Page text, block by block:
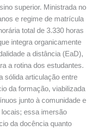
superior. Ministrada no
e regime de matrícula
total de 3.330 horas
integra organicamente
a distância (EaD),
a rotina dos estudantes.
sólida articulação entre
da formação, viabilizada
junto à comunidade e
essa imersão
da docência quanto